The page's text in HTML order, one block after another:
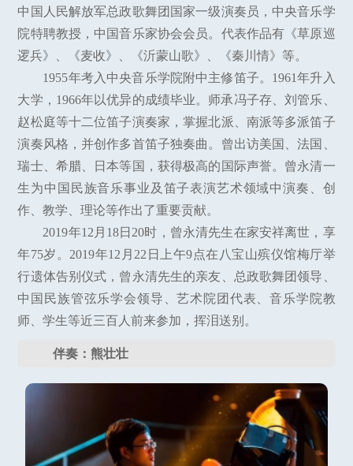
中国人民解放军总政歌舞团国家一级演奏员，中央音乐学
院特聘教授，中国音乐家协会会员。代表作品有《草原巡
逻兵》、《麦收》、《沂蒙山歌》、《秦川情》等。
1955年考入中央音乐学院附中主修笛子。1961年升入
大学，1966年以优异的成绩毕业。师承冯子存、刘管乐、
赵松庭等十二位笛子演奏家，掌握北派、南派等多派笛子
演奏风格，并创作多首笛子独奏曲。曾出访美国、法国、
瑞士、希腊、日本等国，获得极高的国际声誉。曾永清一
生为中国民族音乐事业及笛子表演艺术领域中演奏、创
作、教学、理论等作出了重要贡献。
2019年12月18日20时，曾永清先生在家安祥离世，享
年75岁。2019年12月22日上午9点在八宝山殡仪馆梅厅举
行遗体告别仪式，曾永清先生的亲友、总政歌舞团领导、
中国民族管弦乐学会领导、艺术院团代表、音乐学院教
师、学生等近三百人前来参加，挥泪送别。
伴奏：熊壮壮